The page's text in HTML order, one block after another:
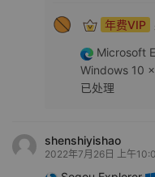
年费VIP
Microsoft
Windows 10
已处理
shenshiyishao
2022年7月26日 上午